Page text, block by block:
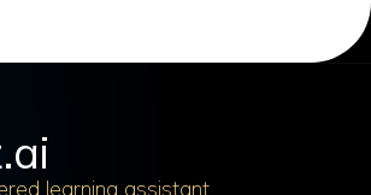
learning assistant